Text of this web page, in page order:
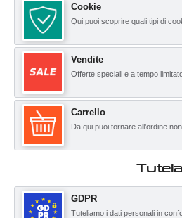
Cookie
Qui puoi scoprire quali tipi di
Vendite
Offerte speciali e a tempo
Carrello
Da qui puoi tornare all’ordine
Tutela
GDPR
Tuteliamo i dati personali in